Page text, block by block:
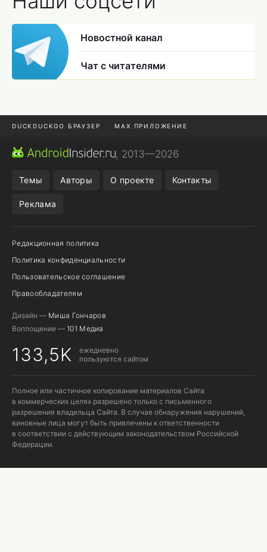
Новостной канал
Чат с читателями
DUCKDUCKGO БРАУЗЕР MAX ПРИЛОЖЕНИЕ
ПРИЛОЖЕНИЯ ANDROID
, 2013—2026
Темы Авторы О проекте Контакты
Реклама
Редакционная политика
Политика конфиденциальности
Пользовательское соглашение
Правообладателям
Дизайн — Миша Гончаров
Воплощение — 101 Медиа
133,5K
ежедневно
пользуются сайтом
Полное или частичное копирование материалов Сайта
в коммерческих целях разрешено только с письменного
разрешения владельца Сайта. В случае обнаружения нарушений,
виновные лица могут быть привлечены к ответственности
в соответствии с действующим законодательством Российской
Федерации.